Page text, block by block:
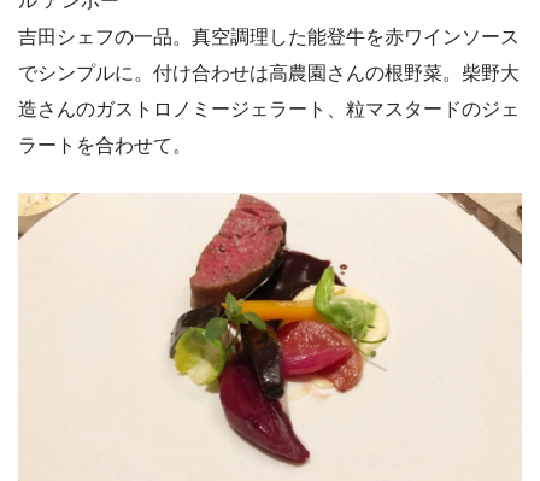
吉田シェフの一品。真空調理した能登牛を赤ワインソース
でシンプルに。付け合わせは高農園さんの根野菜。柴野大
造さんのガストロノミージェラート、粒マスタードのジェ
ラートを合わせて。